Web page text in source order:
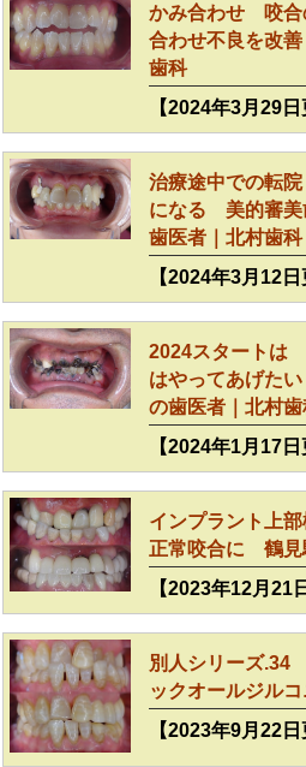
かみ合わせ 咬
合わせ不良を改
歯科
【2024年3月29日
治療途中での転
になる 美的審
歯医者｜北村歯科
【2024年3月12日
2024スタートは
はやってあげた
の歯医者｜北村歯
【2024年1月17日
インプラント上
正常咬合に 鶴見
【2023年12月21
別人シリーズ
ックオールジル
【2023年9月22日